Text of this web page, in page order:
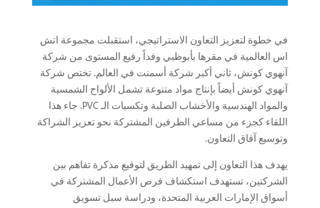
في خطوة لتعزيز التعاون الاستراتيجي، استقبلت مجموعة اتش
اس العالمية في مقرها بأبوظبي وفداً رفيع المستوى من شركة
آنهوي كونش، ثاني أكبر شركة أسمنت في العالم. تختص شركة
آنهوي كونش أيضاً بإنتاج مواد متنوعة تشمل الألواح الشمسية
والمواد الهندسية والأخشاب الصلبة وتكسيات الـ PVC. جاء هذا
اللقاء كجزء من مساعي الطرفين المشتركة نحو تعزيز الشراكة
وتوسيع آفاق التعاون.
يهدف هذا التعاون إلى تمهيد الطريق لتوقيع مذكرة تفاهم بين
الشركتين، تستهدف استكشاف فرص الأعمال المشتركة في
أسواق الإمارات العربية المتحدة، ودراسة سبل تسويق